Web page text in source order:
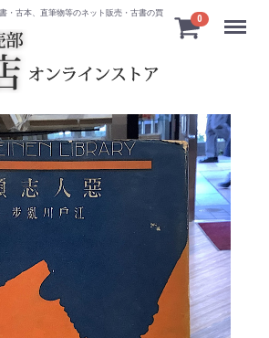
・古本、直筆物等のネット販売・古書の買
0 Menu